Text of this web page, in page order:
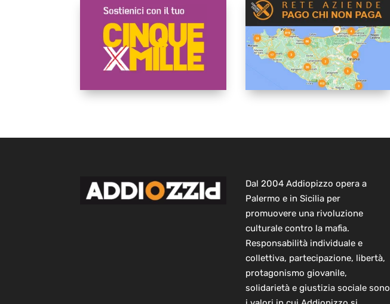
Dal 2004 Addiopizzo opera a
Palermo e in Sicilia per
promuovere una rivoluzione
culturale contro la mafia.
Responsabilità individuale e
collettiva, partecipazione, libertà,
protagonismo giovanile,
solidarietà e giustizia sociale sono